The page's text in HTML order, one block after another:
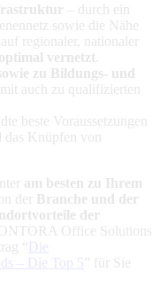
– durch ein
sowie die Nähe
regionaler, nationaler
optimal vernetzt
zu Bildungs- und
auch zu qualifizierten
beste Voraussetzungen
das Knüpfen von
am besten zu Ihrem
der
Branche und der
der
Office Solutions
“ Die
– Die Top 5” für Sie